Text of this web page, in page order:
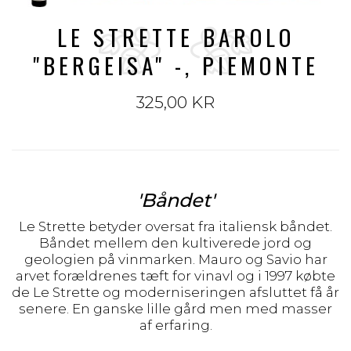
LE STRETTE BAROLO
"BERGEISA" -, PIEMONTE
325,00 KR
'Båndet'
Le Strette betyder oversat fra italiensk båndet.
Båndet mellem den kultiverede jord og
geologien på vinmarken. Mauro og Savio har
arvet forældrenes tæft for vinavl og i 1997 købte
de Le Strette og moderniseringen afsluttet få år
senere. En ganske lille gård men med masser
af erfaring.